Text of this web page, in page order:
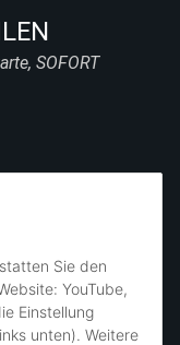
Sie den
YouTube,
Einstellung
unten). Weitere
SOFORT